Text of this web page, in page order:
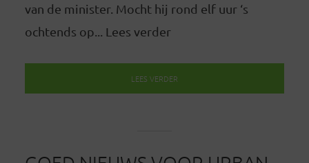
van de minister. Mocht hij rond elf uur ‘s
ochtends op... Lees verder
LEES VERDER